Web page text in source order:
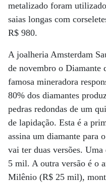
metalizado foram
saias longas com
R$ 980.
A joalheria Amsterdam
de novembro o Diamante
famosa mineradora
80% dos diamantes
pedras redondas de um
de lapidação. Esta é a
assina um diamante para
vai ter duas versões.
5 mil. A outra versão é o
Milênio (R$ 25 mil),